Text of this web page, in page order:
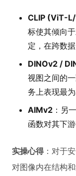
CLIP (ViT-
标使其倾向
定，在跨数
DINOv2 /
视图之间的
务上表现最
AIMv2 ：另
函数对其下
实操心得：对于
对图像内在结构